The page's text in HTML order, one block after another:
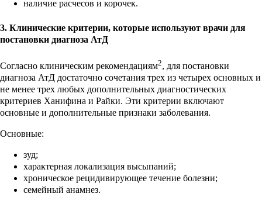
наличие расчесов и корочек.
3. Клинические критерии, которые используют врачи для
постановки диагноза АтД
Согласно клиническим рекомендациям2, для постановки
диагноза АтД достаточно сочетания трех из четырех основных и
не менее трех любых дополнительных диагностических
критериев Ханифина и Райки. Эти критерии включают
основные и дополнительные признаки заболевания.
Основные:
зуд;
характерная локализация высыпаний;
хроническое рецидивирующее течение болезни;
семейный анамнез.